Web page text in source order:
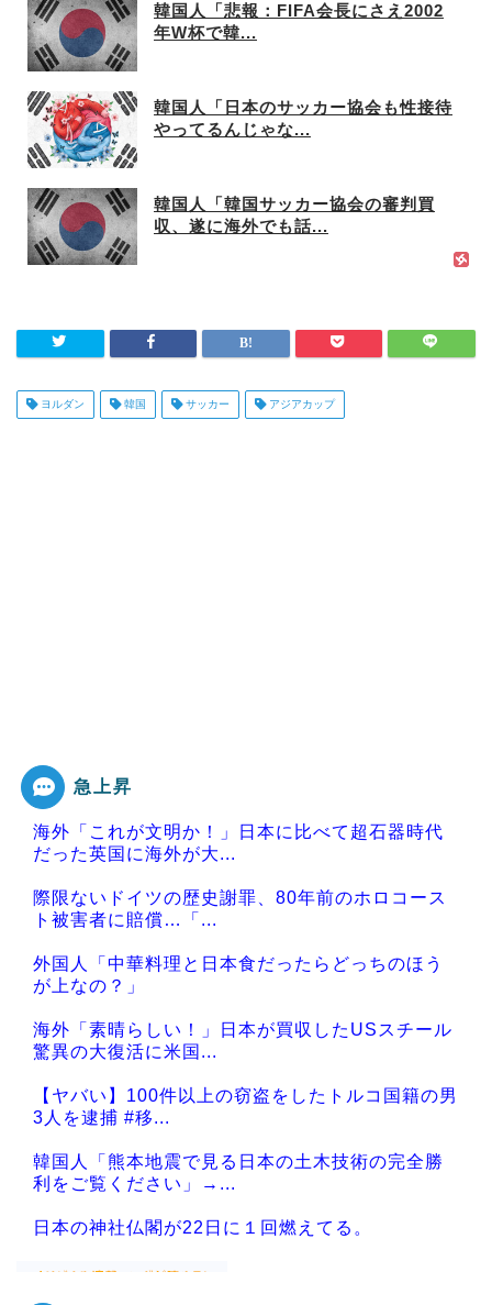
韓国人「悲報：FIFA会長にさえ2002
年W杯で韓...
韓国人「日本のサッカー協会も性接待
やってるんじゃな...
韓国人「韓国サッカー協会の審判買
収、遂に海外でも話...
ヨルダン 韓国 サッカー アジアカップ
急上昇
海外「これが文明か！」日本に比べて超石器時代
だった英国に海外が大...
際限ないドイツの歴史謝罪、80年前のホロコース
ト被害者に賠償…「...
外国人「中華料理と日本食だったらどっちのほう
が上なの？」
海外「素晴らしい！」日本が買収したUSスチール
驚異の大復活に米国...
【ヤバい】100件以上の窃盗をしたトルコ国籍の男
3人を逮捕 #移...
韓国人「熊本地震で見る日本の土木技術の完全勝
利をご覧ください」→...
日本の神社仏閣が22日に１回燃えてる。